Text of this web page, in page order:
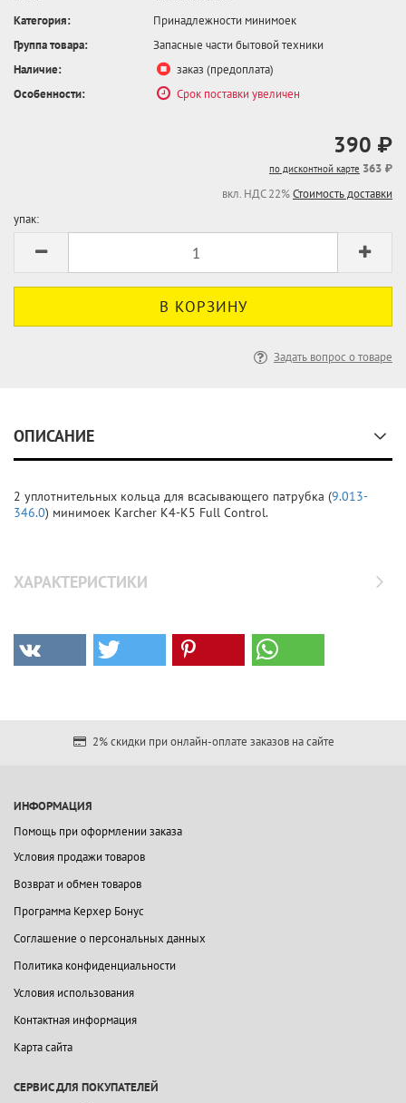
Категория:
Принадлежности минимоек
Группа товара:
Запасные части бытовой техники
Наличие:
заказ (предоплата)
Особенности:
Срок поставки увеличен
390 ₽
по дисконтной карте 363 ₽
вкл. НДС 22%Стоимость доставки
упак:
Задать вопрос о товаре
ОПИСАНИЕ
2 уплотнительных кольца для всасывающего патрубка (9.013-
346.0) минимоек Karcher K4-K5 Full Control.
ХАРАКТЕРИСТИКИ
2% скидки при онлайн-оплате заказов на сайте
ИНФОРМАЦИЯ
Помощь при оформлении заказа
Условия продажи товаров
Возврат и обмен товаров
Программа Керхер Бонус
Соглашение о персональных данных
Политика конфиденциальности
Условия использования
Контактная информация
Карта сайта
СЕРВИС ДЛЯ ПОКУПАТЕЛЕЙ